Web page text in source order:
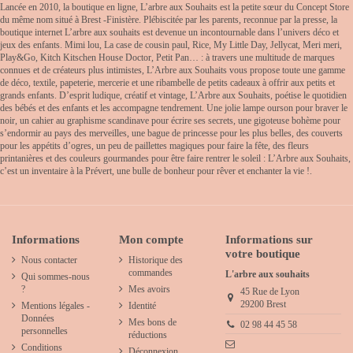
Lancée en 2010, la boutique en ligne, L’arbre aux Souhaits est la petite sœur du Concept Store
du même nom situé à Brest -Finistère. Plébiscitée par les parents, reconnue par la presse, la
boutique internet L’arbre aux souhaits est devenue un incontournable dans l’univers déco et
jeux des enfants. Mimi lou, La case de cousin paul, Rice, My Little Day, Jellycat, Meri meri,
Play&Go, Kitch Kitschen House Doctor, Petit Pan… : à travers une multitude de marques
connues et de créateurs plus intimistes, L’Arbre aux Souhaits vous propose toute une gamme
de déco, textile, papeterie, mercerie et une ribambelle de petits cadeaux à offrir aux petits et
grands enfants. D’esprit ludique, créatif et vintage, L’Arbre aux Souhaits, poétise le quotidien
des bébés et des enfants et les accompagne tendrement. Une jolie lampe ourson pour braver le
noir, un cahier au graphisme scandinave pour écrire ses secrets, une gigoteuse bohème pour
s’endormir au pays des merveilles, une bague de princesse pour les plus belles, des couverts
pour les appétits d’ogres, un peu de paillettes magiques pour faire la fête, des fleurs
printanières et des couleurs gourmandes pour être faire rentrer le soleil : L’Arbre aux Souhaits,
c’est un inventaire à la Prévert, une bulle de bonheur pour rêver et enchanter la vie !.
Informations
Nous contacter
Qui sommes-nous
?
Mentions légales -
Données
personnelles
Conditions
Mon compte
Historique des
commandes
Mes avoirs
Identité
Mes bons de
réductions
Informations sur
votre boutique
L'arbre aux souhaits
45 Rue de Lyon
29200 Brest
02 98 44 45 58